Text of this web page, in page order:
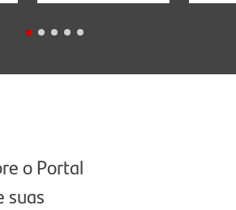
pessoais;
o Portal
suas